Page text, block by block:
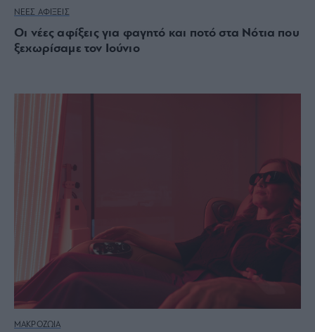
ΝΕΕΣ ΑΦΙΞΕΙΣ
Οι νέες αφίξεις για φαγητό και ποτό στα Νότια που
ξεχωρίσαμε τον Ιούνιο
ΜΑΚΡΟΖΩΙΑ